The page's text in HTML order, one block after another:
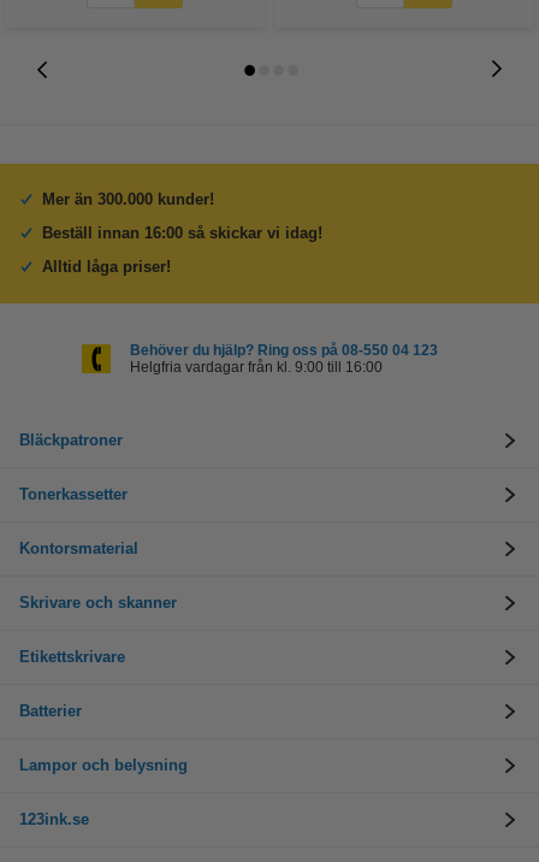
Mer än 300.000 kunder!
Beställ innan 16:00 så skickar vi idag!
Alltid låga priser!
Behöver du hjälp? Ring oss på 08-550 04 123
Helgfria vardagar från kl. 9:00 till 16:00
Bläckpatroner
Tonerkassetter
Kontorsmaterial
Skrivare och skanner
Etikettskrivare
Batterier
Lampor och belysning
123ink.se